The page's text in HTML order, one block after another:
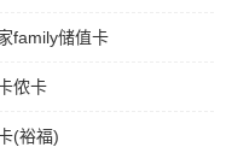
family储值卡
侬卡
(裕福)